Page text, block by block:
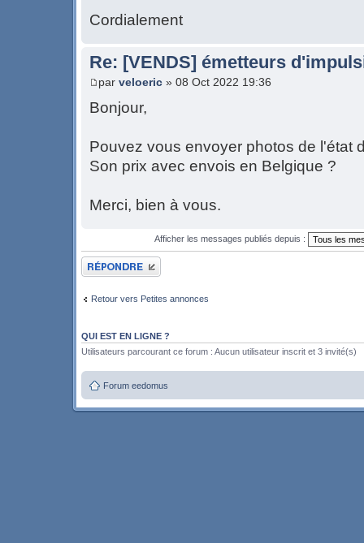
Cordialement
Re: [VENDS] émetteurs
par veloeric » 08 Oct 2022 19:36
Bonjour,
Pouvez vous envoyer photos de l'état
Son prix avec envois en Belgique ?
Merci, bien à vous.
Afficher les messages publiés depuis :
Publier une réponse
Retour vers Petites annonces
QUI EST EN LIGNE ?
Utilisateurs parcourant ce forum : Aucun utilisateur inscrit et 3 invité(s)
Forum eedomus